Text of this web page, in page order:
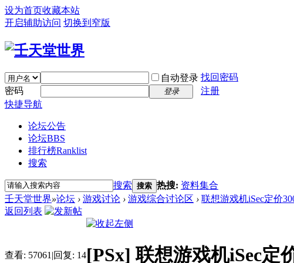
设为首页收藏本站
开启辅助访问 切换到窄版
自动登录 找回密码
密码
登录
注册
快捷导航
论坛公告
论坛BBS
排行榜Ranklist
搜索
搜索 搜索 热搜: 资料集合
壬天堂世界»论坛 › 游戏讨论 › 游戏综合讨论区 › 联想游戏机iSec定价
返回列表
查看: 57061 |回复: 14[PSx]联想游戏机iSec定